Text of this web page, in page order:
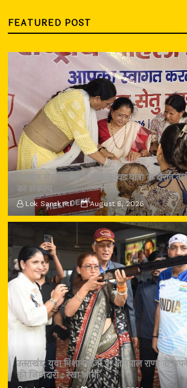
FEATURED POST
‘सम्मान सेतु’ शिविर में गूंजा कांवड़ यात्रा के दौरान
का संकल्प
Lok Sanskriti August 8, 2026
उत्तराखंड: युवा निशानेबाजों पर जसपाल राणा के
की जिम्मेदारी : रेखा आर्या